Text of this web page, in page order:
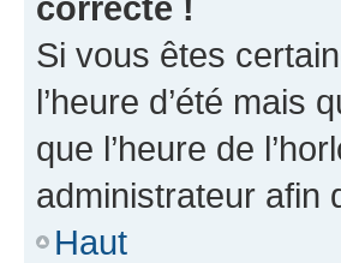
Si vous êtes
l’heure d’été mais
que l’heure de
administrateur afin
Haut